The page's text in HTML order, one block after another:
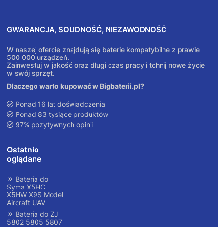
GWARANCJA, SOLIDNOŚĆ, NIEZAWODNOŚĆ
W naszej ofercie znajdują się baterie kompatybilne z prawie
500 000 urządzeń.
Zainwestuj w jakość oraz długi czas pracy i tchnij nowe życie
w swój sprzęt.
Dlaczego warto kupować w Bigbaterii.pl?
Ponad 16 lat doświadczenia
Ponad 83 tysiące produktów
97% pozytywnych opinii
Ostatnio
oglądane
Bateria do
Syma X5HC
X5HW X9S Model
Aircraft UAV
Bateria do ZJ
5802 5805 5807